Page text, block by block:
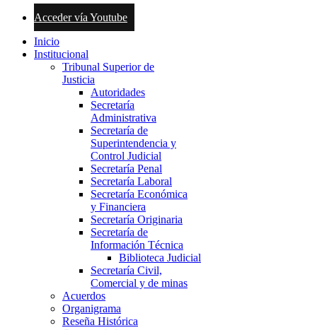
Acceder vía Youtube
Inicio
Institucional
Tribunal Superior de
Justicia
Autoridades
Secretaría
Administrativa
Secretaría de
Superintendencia y
Control Judicial
Secretaría Penal
Secretaría Laboral
Secretaría Económica
y Financiera
Secretaría Originaria
Secretaría de
Información Técnica
Biblioteca Judicial
Secretaría Civil,
Comercial y de minas
Acuerdos
Organigrama
Reseña Histórica